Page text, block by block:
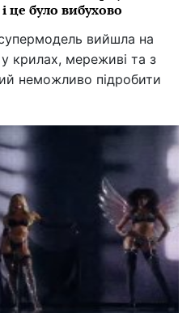
це було вибухово
вийшла на
крилах, мереживі та з
неможливо підробити